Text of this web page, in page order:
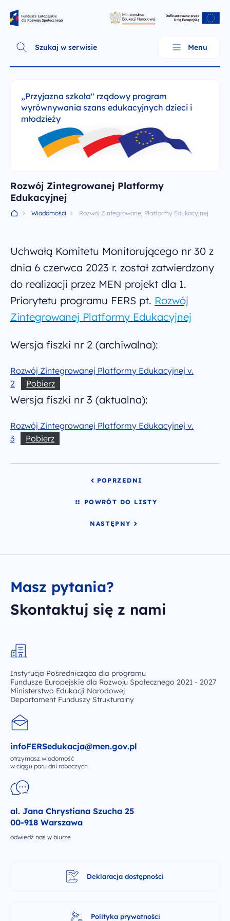
Fundusze Europejskie dla Rozwoju Społecznego
Szukaj w serwisie Menu
„Przyjazna szkoła" rządowy program
wyrównywania szans edukacyjnych dzieci i
młodzieży
O programie
Archiwum PO WER
Kontakt
Zapisz się do newslettera
otrzymasz wiadomość
w ciągu paru dni roboczych
Chrystiana
00-918 Warszawa
Rozwój Zintegrowanej Platformy
Edukacyjnej
Wiadomości Rozwój Zintegrowanej Platformy Edukacyjnej
Uchwałą Komitetu Monitorującego nr 30 z
dnia 6 czerwca 2023 r. został zatwierdzony
do realizacji przez MEN projekt dla 1.
Priorytetu programu FERS pt. Rozwój
Zintegrowanej Platformy Edukacyjnej
Wersja fiszki nr 2 (archiwalna):
Rozwój Zintegrowanej Platformy Edukacyjnej v.
2
Pobierz
Wersja fiszki nr 3 (aktualna):
Rozwój Zintegrowanej Platformy Edukacyjnej v.
3
Pobierz
POPRZEDNI
POWRÓT DO LISTY
NASTĘPNY
Masz pytania?
Skontaktuj się z nami
Instytucja Pośrednicząca dla programu
Fundusze Europejskie dla Rozwoju Społecznego 2021 - 2027
Ministerstwo Edukacji Narodowej
Departament Funduszy Strukturalny
infoFERSedukacja@men.gov.pl
otrzymasz wiadomość
w ciągu paru dni roboczych
al. Jana Chrystiana Szucha 25
00-918 Warszawa
odwiedź nas w biurze
Deklaracja dostępności
Polityka prywatności